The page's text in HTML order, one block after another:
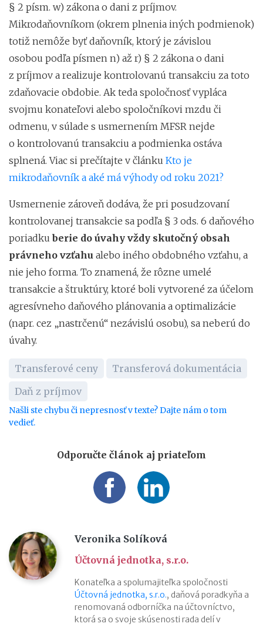
§ 2 písm. w) zákona o dani z príjmov.
Mikrodaňovníkom (okrem plnenia iných podmienok)
totiž nemôže byť daňovník, ktorý je závislou
osobou podľa písmen n) až r) § 2 zákona o dani
z príjmov a realizuje kontrolovanú transakciu za toto
zdaňovacie obdobie. Ak teda spoločnosť vypláca
svojmu konateľovi alebo spoločníkovi mzdu či
odmenu, v súlade s usmernením MFSR nejde
o kontrolovanú transakciu a podmienka ostáva
splnená. Viac si prečítajte v článku Kto je
mikrodaňovník a aké má výhody od roku 2021?
Usmernenie zároveň dodáva, že pri posudzovaní
kontrolovanej transakcie sa podľa § 3 ods. 6 daňového
poriadkuberie do úvahy vždy skutočný obsah
právneho vzťahu alebo iného obdobného vzťahu, a
nie jeho forma. To znamená, že rôzne umelé
transakcie a štruktúry, ktoré boli vytvorené za účelom
agresívneho daňového plánovania a optimalizácie
(napr. cez „nastrčenú“ nezávislú osobu), sa neberú do
úvahy.
Transferové ceny
Transferová dokumentácia
Daň z príjmov
Našli ste chybu či nepresnosť v texte? Dajte nám o tom
vedieť.
Odporučte článok aj priateľom
Veronika Solíková
Účtovná jednotka, s.r.o.
Konateľka a spolumajiteľka spoločnosti
Účtovná jednotka, s.r.o., daňová poradkyňa a
renomovaná odborníčka na účtovníctvo,
ktorá sa o svoje skúsenosti rada delí v